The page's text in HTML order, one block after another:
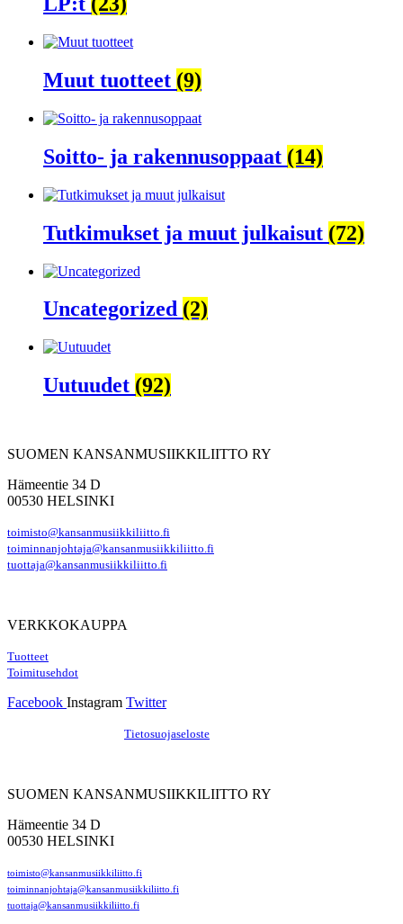
Muut tuotteet (9)
Soitto- ja rakennusoppaat (14)
Tutkimukset ja muut julkaisut (72)
Uncategorized (2)
Uutuudet (92)
SUOMEN KANSANMUSIIKKILIITTO RY
Hämeentie 34 D
00530 HELSINKI
toimisto@kansanmusiikkiliitto.fi
toiminnanjohtaja@kansanmusiikkiliitto.fi
tuottaja@kansanmusiikkiliitto.fi
VERKKOKAUPPA
Tuotteet
Toimitusehdot
Facebook Instagram Twitter
Tietosuojaseloste
SUOMEN KANSANMUSIIKKILIITTO RY
Hämeentie 34 D
00530 HELSINKI
toimisto@kansanmusiikkiliitto.fi
toiminnanjohtaja@kansanmusiikkiliitto.fi
tuottaja@kansanmusiikkiliitto.fi